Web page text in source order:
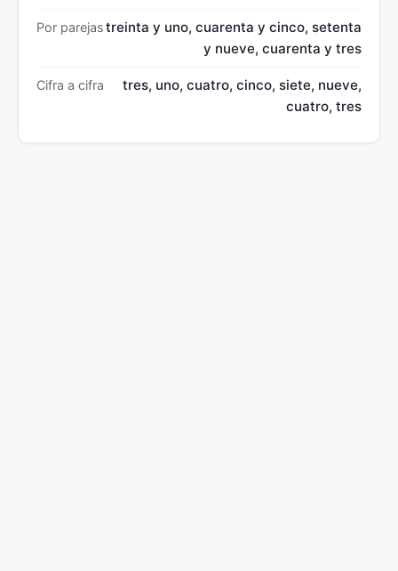
Por parejastreinta y uno, cuarenta y cinco, setenta
y nueve, cuarenta y tres
Cifra a cifra
tres, uno, cuatro, cinco, siete, nueve,
cuatro, tres